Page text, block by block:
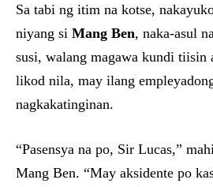
Sa tabi ng itim na kotse,
niyang si Mang Ben, naka-asul
susi, walang magawa kundi tiisin
likod nila, may ilang
nagkakatinginan.
“Pasensya na po, Sir Lucas,”
Mang Ben. “May aksidente po